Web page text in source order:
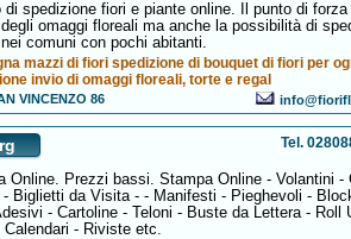
di spedizione fiori e piante online. Il punto di forza
omaggi floreali ma anche la possibilità di
comuni con pochi abitanti.
mazzi di fiori spedizione di bouquet di fiori per
invio di omaggi floreali, torte e regal
VINCENZO 86
Tel.
Online. Prezzi bassi. Stampa Online - Volantini -
- Biglietti da Visita - - Manifesti - Pieghevoli -
- Cartoline - Teloni - Buste da Lettera - Roll
Calendari - Riviste etc.